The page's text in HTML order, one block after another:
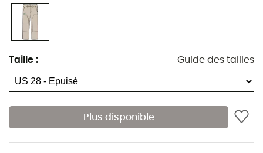
Taille : Guide des tailles
Plus disponible